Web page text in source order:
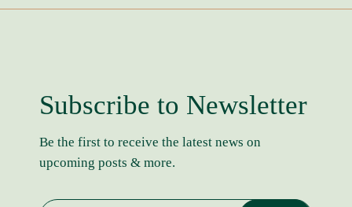
Subscribe to Newsletter
Be the first to receive the latest news on
upcoming posts & more.